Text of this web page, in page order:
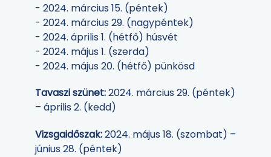
- 2024. március 15. (péntek)
- 2024. március 29. (nagypéntek)
- 2024. április 1. (hétfő) húsvét
- 2024. május 1. (szerda)
- 2024. május 20. (hétfő) pünkösd
Tavaszi szünet:2024. március 29. (péntek)
– április 2. (kedd)
Vizsgaidőszak:2024. május 18. (szombat) –
június 28. (péntek)